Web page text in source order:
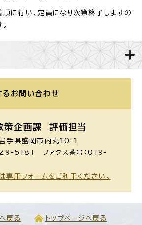
に行い、定員になり次第終了しますの
る お問い合わせ
策企画課 評価担当
県盛岡市内丸10-1
5181 ファクス番号：019-
専用フォームをご利用ください。
戻る トップページへ戻る